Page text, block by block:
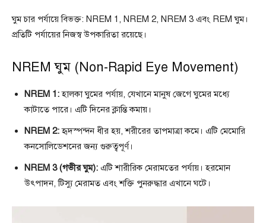
ঘুম চার পর্যায়ে বিভক্ত: NREM 1, NREM 2, NREM 3 এবং REM ঘুম।
প্রতিটি পর্যায়ের নিজস্ব উপকারিতা রয়েছে।
NREM ঘুম (Non-Rapid Eye Movement)
NREM 1:হালকা ঘুমের পর্যায়, যেখানে মানুষ জেগে ঘুমের মধ্যে
কাটাতে পারে। এটি দিনের ক্লান্তি কমায়।
NREM 2:হৃদস্পন্দন ধীর হয়, শরীরের তাপমাত্রা কমে। এটি মেমোরি
কনসোলিডেশনের জন্য গুরুত্বপূর্ণ।
NREM 3 (গভীর ঘুম): এটি শারীরিক মেরামতের পর্যায়। হরমোন
উৎপাদন, টিস্যু মেরামত এবং শক্তি পুনরুদ্ধার এখানে ঘটে।